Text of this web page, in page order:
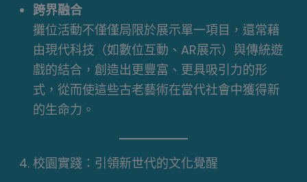
跨界融合
攤位活動不僅僅局限於展示單一項目，還常藉
由現代科技（如數位互動、AR展示）與傳統遊
戲的結合，創造出更豐富、更具吸引力的形
式，從而使這些古老藝術在當代社會中獲得新
的生命力。
4. 校園實踐：引領新世代的文化覺醒